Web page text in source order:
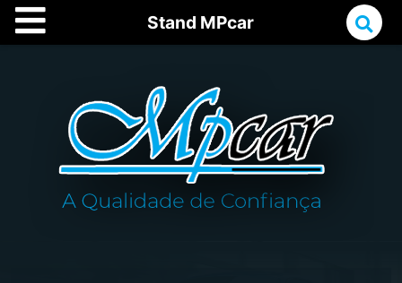
Stand MPcar